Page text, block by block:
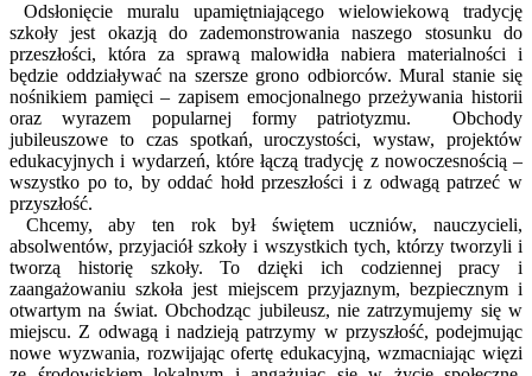
Odsłonięcie muralu upamiętniającego wielowiekową tradycję
szkoły jest okazją do zademonstrowania naszego stosunku do
przeszłości, która za sprawą malowidła nabiera materialności i
będzie oddziaływać na szersze grono odbiorców. Mural stanie się
nośnikiem pamięci – zapisem emocjonalnego przeżywania historii
oraz wyrazem popularnej formy patriotyzmu. Obchody
jubileuszowe to czas spotkań, uroczystości, wystaw, projektów
edukacyjnych i wydarzeń, które łączą tradycję z nowoczesnością –
wszystko po to, by oddać hołd przeszłości i z odwagą patrzeć w
przyszłość.
Chcemy, aby ten rok był świętem uczniów, nauczycieli,
absolwentów, przyjaciół szkoły i wszystkich tych, którzy tworzyli i
tworzą historię szkoły. To dzięki ich codziennej pracy i
zaangażowaniu szkoła jest miejscem przyjaznym, bezpiecznym i
otwartym na świat. Obchodząc jubileusz, nie zatrzymujemy się w
miejscu. Z odwagą i nadzieją patrzymy w przyszłość, podejmując
nowe wyzwania, rozwijając ofertę edukacyjną, wzmacniając więzi